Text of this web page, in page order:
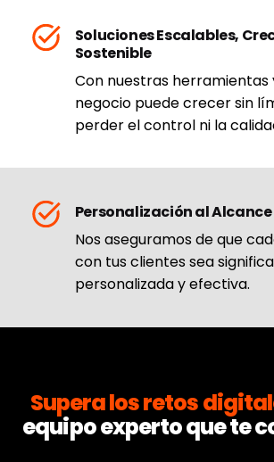
Soluciones Escalables,
Sostenible
Con nuestras herramientas
negocio puede crecer sin
perder el control ni la
Personalización al
Nos aseguramos de que
con tus clientes sea
personalizada y efectiva.
Supera los retos
equipo experto que te